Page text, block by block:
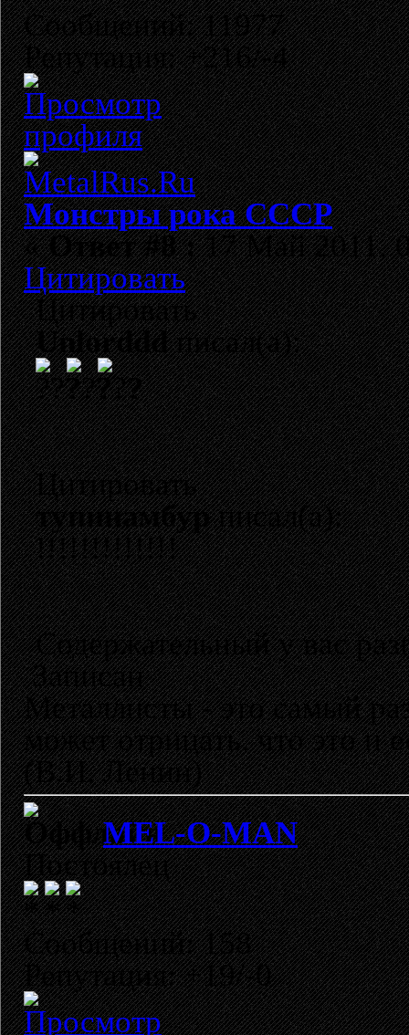
Сообщений: 11977
Репутация: +216/-4
Монстры рока СССР
«Ответ #8 :17 Май 2011,
Цитировать
Цитировать
Unlordddписал(а):
?
Цитировать
тупинамбурписал(а):
!!!!!!!!!!!!!
Содержательный у вас
Записан
Металлисты - это самый
может отрицать, что это и
(В.И. Ленин)
MEL-O-MAN
Постоялец
Сообщений: 158
Репутация: +19/-0